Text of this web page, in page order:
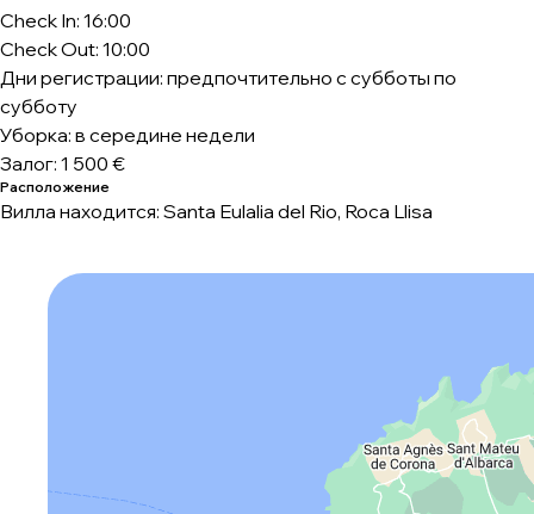
Check In: 16:00
Check Out: 10:00
Дни регистрации: предпочтительно с субботы по
субботу
Уборка: в середине недели
Залог: 1 500 €
Расположение
Вилла находится: Santa Eulalia del Rio, Roca Llisa